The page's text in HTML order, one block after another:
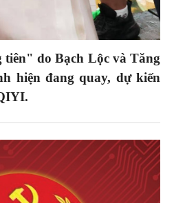
do Bạch Lộc và Tăng
hiện đang quay, dự kiến